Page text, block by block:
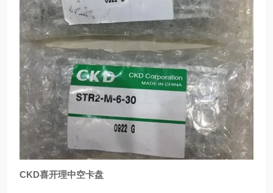
CKD喜开理中空卡盘